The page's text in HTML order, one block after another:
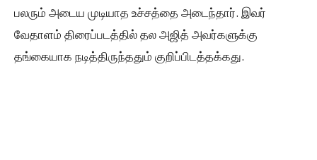
பலரும் அடைய முடியாத உச்சத்தை அடைந்தார். இவர்
வேதாளம் திரைப்படத்தில் தல அஜித் அவர்களுக்கு
தங்கையாக நடித்திருந்ததும் குறிப்பிடத்தக்கது.